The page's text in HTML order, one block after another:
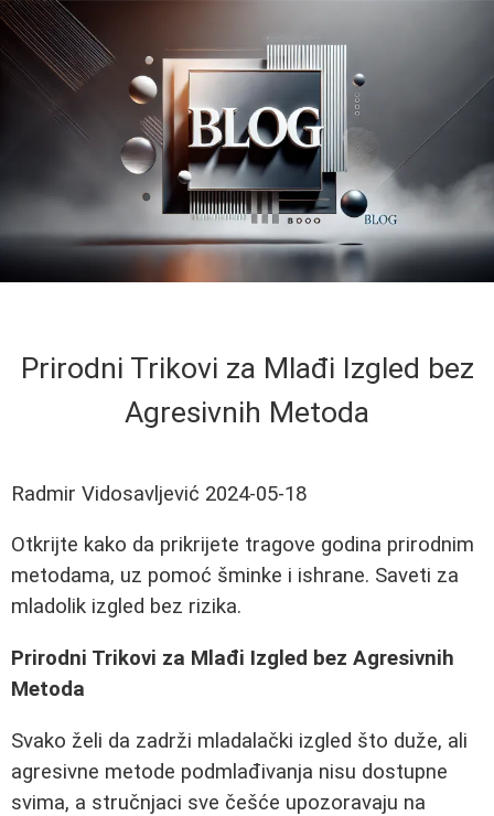
Prirodni Trikovi za Mlađi Izgled bez
Agresivnih Metoda
Radmir Vidosavljević 2024-05-18
Otkrijte kako da prikrijete tragove godina prirodnim
metodama, uz pomoć šminke i ishrane. Saveti za
mladolik izgled bez rizika.
Prirodni Trikovi za Mlađi Izgled bez Agresivnih
Metoda
Svako želi da zadrži mladalački izgled što duže, ali
agresivne metode podmlađivanja nisu dostupne
svima, a stručnjaci sve češće upozoravaju na